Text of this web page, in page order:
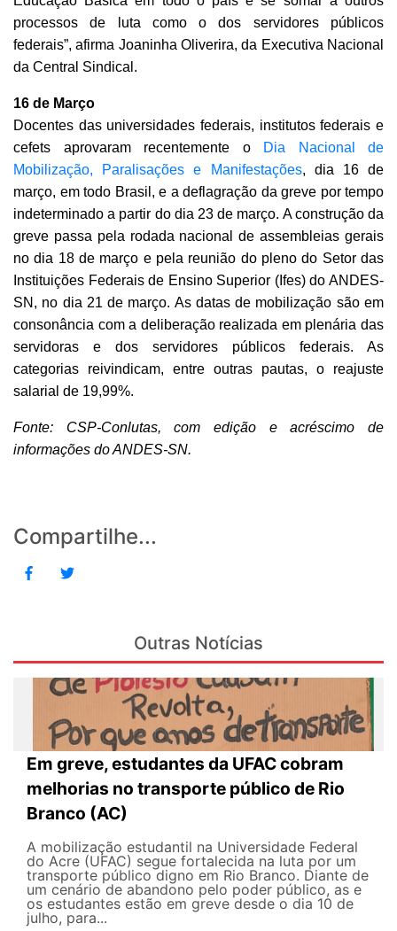
processos de luta como o dos servidores públicos
federais”, afirma Joaninha Oliverira, da Executiva Nacional
da Central Sindical.
16 de Março
Docentes das universidades federais, institutos federais e
cefets aprovaram recentemente o
Dia Nacional de
Mobilização, Paralisações e Manifestações, dia 16 de
março, em todo Brasil, e a deflagração da greve por tempo
indeterminado a partir do dia 23 de março. A construção da
greve passa pela rodada nacional de assembleias gerais
no dia 18 de março e pela reunião do pleno do Setor das
Instituições Federais de Ensino Superior (Ifes) do ANDES-
SN, no dia 21 de março. As datas de mobilização são em
consonância com a deliberação realizada em plenária das
servidoras e dos servidores públicos federais. As
categorias reivindicam, entre outras pautas, o reajuste
salarial de 19,99%.
Fonte: CSP-Conlutas, com edição e acréscimo de
informações do ANDES-SN.
Compartilhe...
Outras Notícias
Em greve, estudantes da UFAC cobram
melhorias no transporte público de Rio
Branco (AC)
A mobilização estudantil na Universidade Federal
do Acre (UFAC) segue fortalecida na luta por um
transporte público digno em Rio Branco. Diante de
um cenário de abandono pelo poder público, as e
os estudantes estão em greve desde o dia 10 de
julho, para...